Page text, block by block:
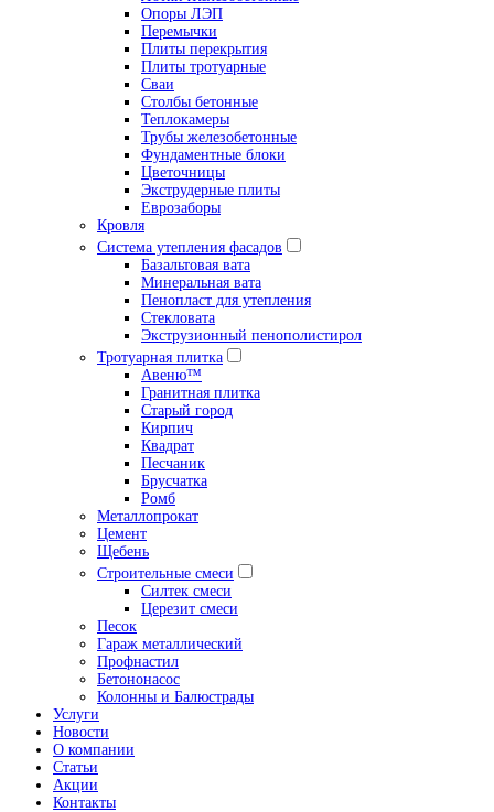
Опоры ЛЭП
Перемычки
Плиты перекрытия
Плиты тротуарные
Сваи
Столбы бетонные
Теплокамеры
Трубы железобетонные
Фундаментные блоки
Цветочницы
Экструдерные плиты
Еврозаборы
Кровля
Система утепления фасадов
Базальтовая вата
Минеральная вата
Пенопласт для утепления
Стекловата
Экструзионный пенополистирол
Тротуарная плитка
Авеню™
Гранитная плитка
Старый город
Кирпич
Квадрат
Песчаник
Брусчатка
Ромб
Металлопрокат
Цемент
Щебень
Строительные смеси
Силтек смеси
Церезит смеси
Песок
Гараж металлический
Профнастил
Бетононасос
Колонны и Балюстрады
Услуги
Новости
О компании
Статьи
Акции
Контакты